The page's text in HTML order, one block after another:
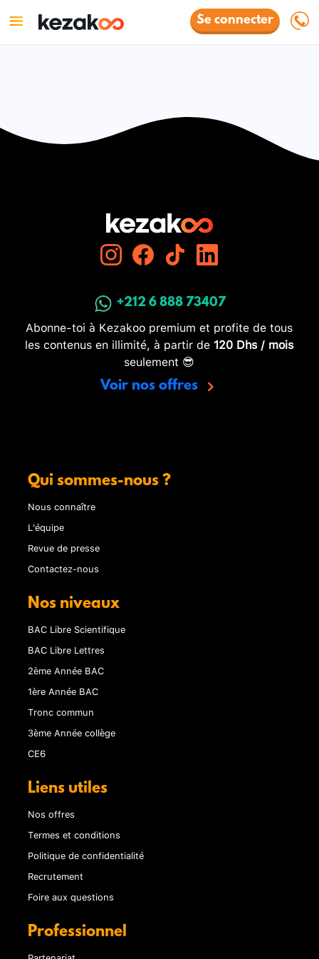
Se connecter
+212 6 888 73407
Abonne-toi à Kezakoo premium et profite de tous
les contenus en illimité, à partir de 120 Dhs / mois
seulement 😎
Voir nos offres
Qui sommes-nous ?
Nous connaître
L'équipe
Revue de presse
Contactez-nous
Nos niveaux
BAC Libre Scientifique
BAC Libre Lettres
2ème Année BAC
1ère Année BAC
Tronc commun
3ème Année collège
CE6
Liens utiles
Nos offres
Termes et conditions
Politique de confidentialité
Recrutement
Foire aux questions
Professionnel